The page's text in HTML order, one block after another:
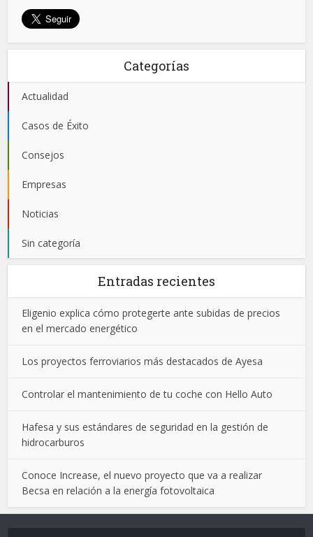
Categorías
Actualidad
Casos de Éxito
Consejos
Empresas
Noticias
Sin categoría
Entradas recientes
Eligenio explica cómo protegerte ante subidas de precios
en el mercado energético
Los proyectos ferroviarios más destacados de Ayesa
Controlar el mantenimiento de tu coche con Hello Auto
Hafesa y sus estándares de seguridad en la gestión de
hidrocarburos
Conoce Increase, el nuevo proyecto que va a realizar
Becsa en relación a la energía fotovoltaica